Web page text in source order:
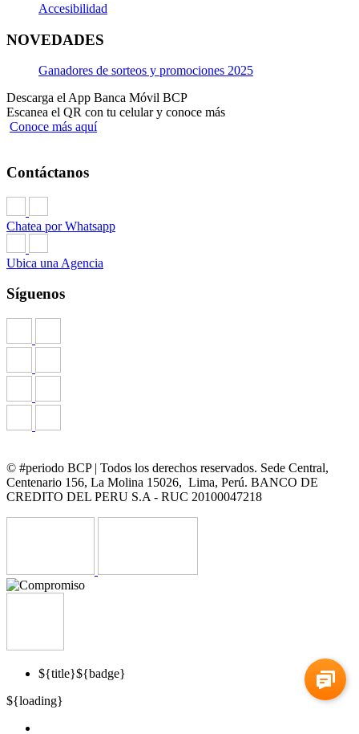
Accesibilidad
NOVEDADES
Ganadores de sorteos y promociones 2025
Descarga el App Banca Móvil BCP
Escanea el QR con tu celular y conoce más
Conoce más aquí
Contáctanos
Chatea por Whatsapp
Ubica una Agencia
Síguenos
© #periodo BCP | Todos los derechos reservados. Sede Central,
Centenario 156, La Molina 15026, Lima, Perú. BANCO DE
CREDITO DEL PERU S.A - RUC 20100047218
${title}${badge}
${loading}